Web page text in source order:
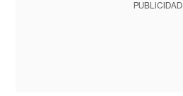
PUBLICIDAD